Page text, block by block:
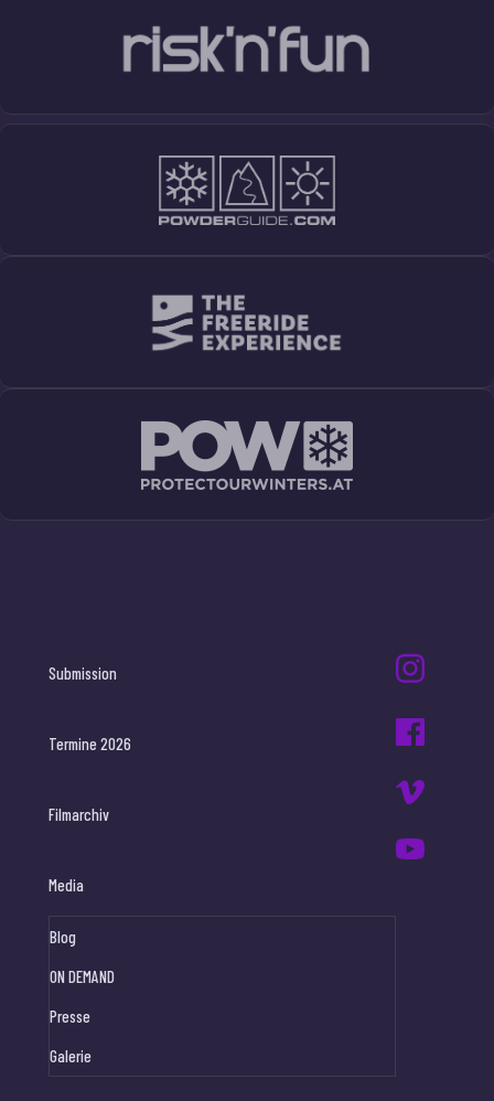
Submission
Termine 2026
Filmarchiv
Media
Blog
ON DEMAND
Presse
Galerie